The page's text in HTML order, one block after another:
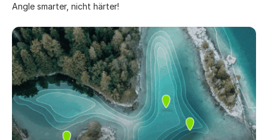
Angle smarter, nicht härter!